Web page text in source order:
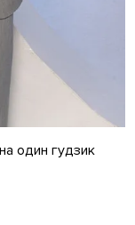
один гудзик